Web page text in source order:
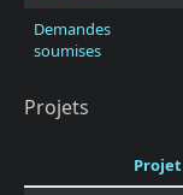
Demandes
soumises
Projets
Projet